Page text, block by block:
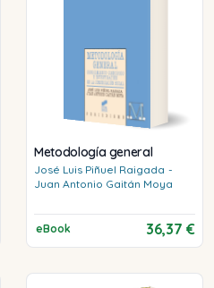
Metodología general
José Luis Piñuel Raigada -
Juan Antonio Gaitán Moya
eBook 36,37 €